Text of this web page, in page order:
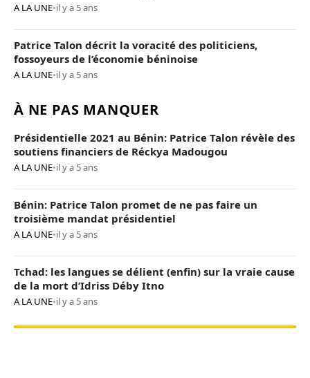
A LA UNE•il y a 5 ans
Patrice Talon décrit la voracité des politiciens,
fossoyeurs de l’économie béninoise
A LA UNE•il y a 5 ans
À NE PAS MANQUER
Présidentielle 2021 au Bénin: Patrice Talon révèle des
soutiens financiers de Réckya Madougou
A LA UNE•il y a 5 ans
Bénin: Patrice Talon promet de ne pas faire un
troisième mandat présidentiel
A LA UNE•il y a 5 ans
Tchad: les langues se délient (enfin) sur la vraie cause
de la mort d’Idriss Déby Itno
A LA UNE•il y a 5 ans